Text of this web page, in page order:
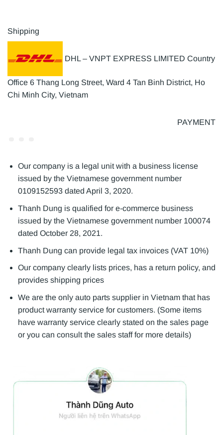
Shipping
DHL – VNPT EXPRESS LIMITED Country
Office 6 Thang Long Street, Ward 4 Tan Binh District, Ho
Chi Minh City, Vietnam
PAYMENT
Our company is a legal unit with a business license
issued by the Vietnamese government number
0109152593 dated April 3, 2020.
Thanh Dung is qualified for e-commerce business
issued by the Vietnamese government number 100074
dated October 28, 2021.
Thanh Dung can provide legal tax invoices (VAT 10%)
Our company clearly lists prices, has a return policy, and
provides shipping prices
We are the only auto parts supplier in Vietnam that has
product warranty service for customers. (Some items
have warranty service clearly stated on the sales page
or you can consult the sales staff for more details)